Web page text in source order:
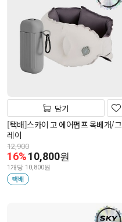
담기
[택배]스카이 고 에어펌프 목베개/그
레이
12,900
16%10,800원
1개당 10,800원
택배